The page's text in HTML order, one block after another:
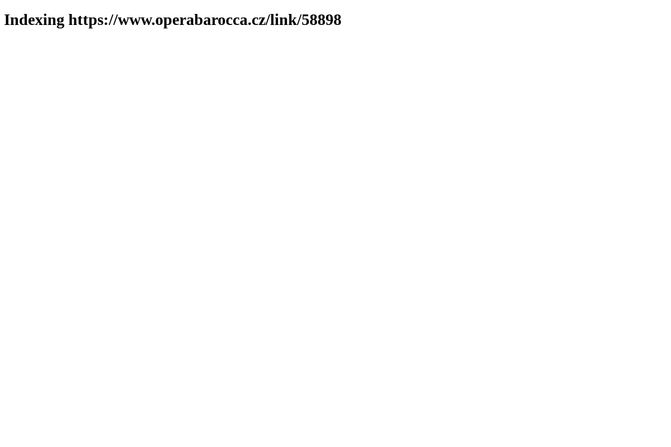
Indexing https://www.operabarocca.cz/link/58898